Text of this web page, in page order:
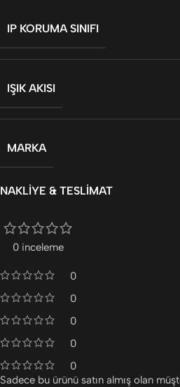
IP KORUMA SINIFI
IŞIK AKISI
MARKA
NAKLIYE & TESLIMAT
0 inceleme
0
0
0
0
0
Sadece bu ürünü satın almış olan